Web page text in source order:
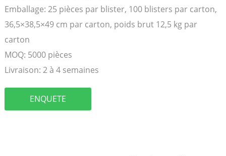
Emballage: 25 pièces par blister, 100 blisters par carton,
36,5×38,5×49 cm par carton, poids brut 12,5 kg par
carton
MOQ: 5000 pièces
Livraison: 2 à 4 semaines
ENQUETE